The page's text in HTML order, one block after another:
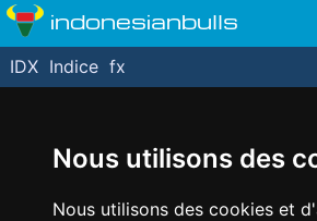
Nous utilisons des
Nous utilisons des cookies et
indonesianbulls
IDX Indice fx